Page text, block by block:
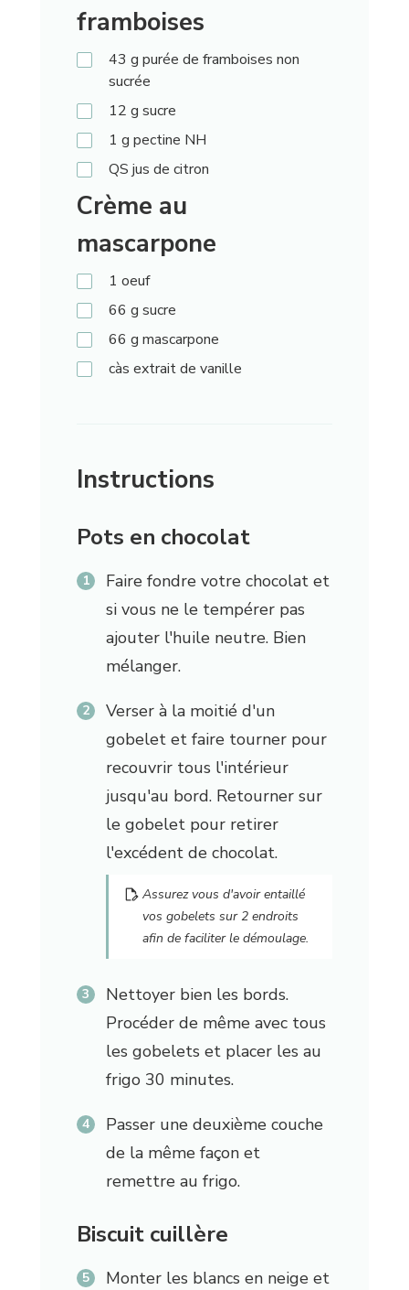
framboises
43 g purée de framboises non
sucrée
12 g sucre
1 g pectine NH
QS jus de citron
Crème au
mascarpone
1 oeuf
66 g sucre
66 g mascarpone
càs extrait de vanille
Instructions
Pots en chocolat
Faire fondre votre chocolat et
si vous ne le tempérer pas
ajouter l'huile neutre. Bien
mélanger.
Verser à la moitié d'un
gobelet et faire tourner pour
recouvrir tous l'intérieur
jusqu'au bord. Retourner sur
le gobelet pour retirer
l'excédent de chocolat.
Assurez vous d'avoir entaillé
vos gobelets sur 2 endroits
afin de faciliter le démoulage.
Nettoyer bien les bords.
Procéder de même avec tous
les gobelets et placer les au
frigo 30 minutes.
Passer une deuxième couche
de la même façon et
remettre au frigo.
Biscuit cuillère
Monter les blancs en neige et